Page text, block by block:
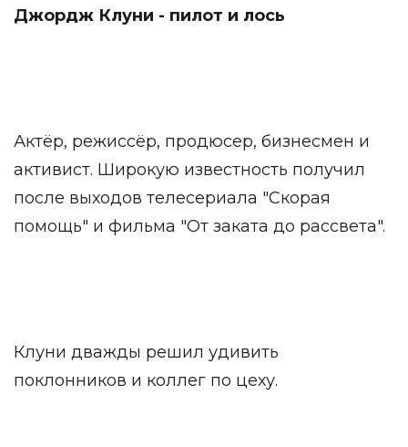
Джордж Клуни - пилот и лось
Актёр, режиссёр, продюсер, бизнесмен и
активист. Широкую известность получил
после выходов телесериала "Скорая
помощь" и фильма "От заката до рассвета".
Клуни дважды решил удивить
поклонников и коллег по цеху.